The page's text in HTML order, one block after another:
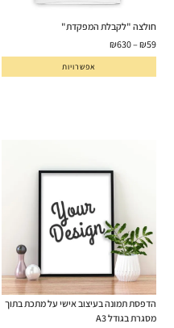
חולצה "לקבלת המפקדת"
₪59
–
₪630
אפשרויות
הדפסת תמונה בעיצוב אישי על מתכת בתוך
מסגרת בגודל A3